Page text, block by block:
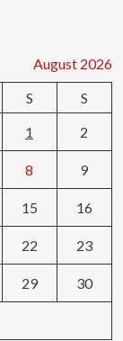
August 2026
S
S
1
2
8 9
15 16
22 23
29 30